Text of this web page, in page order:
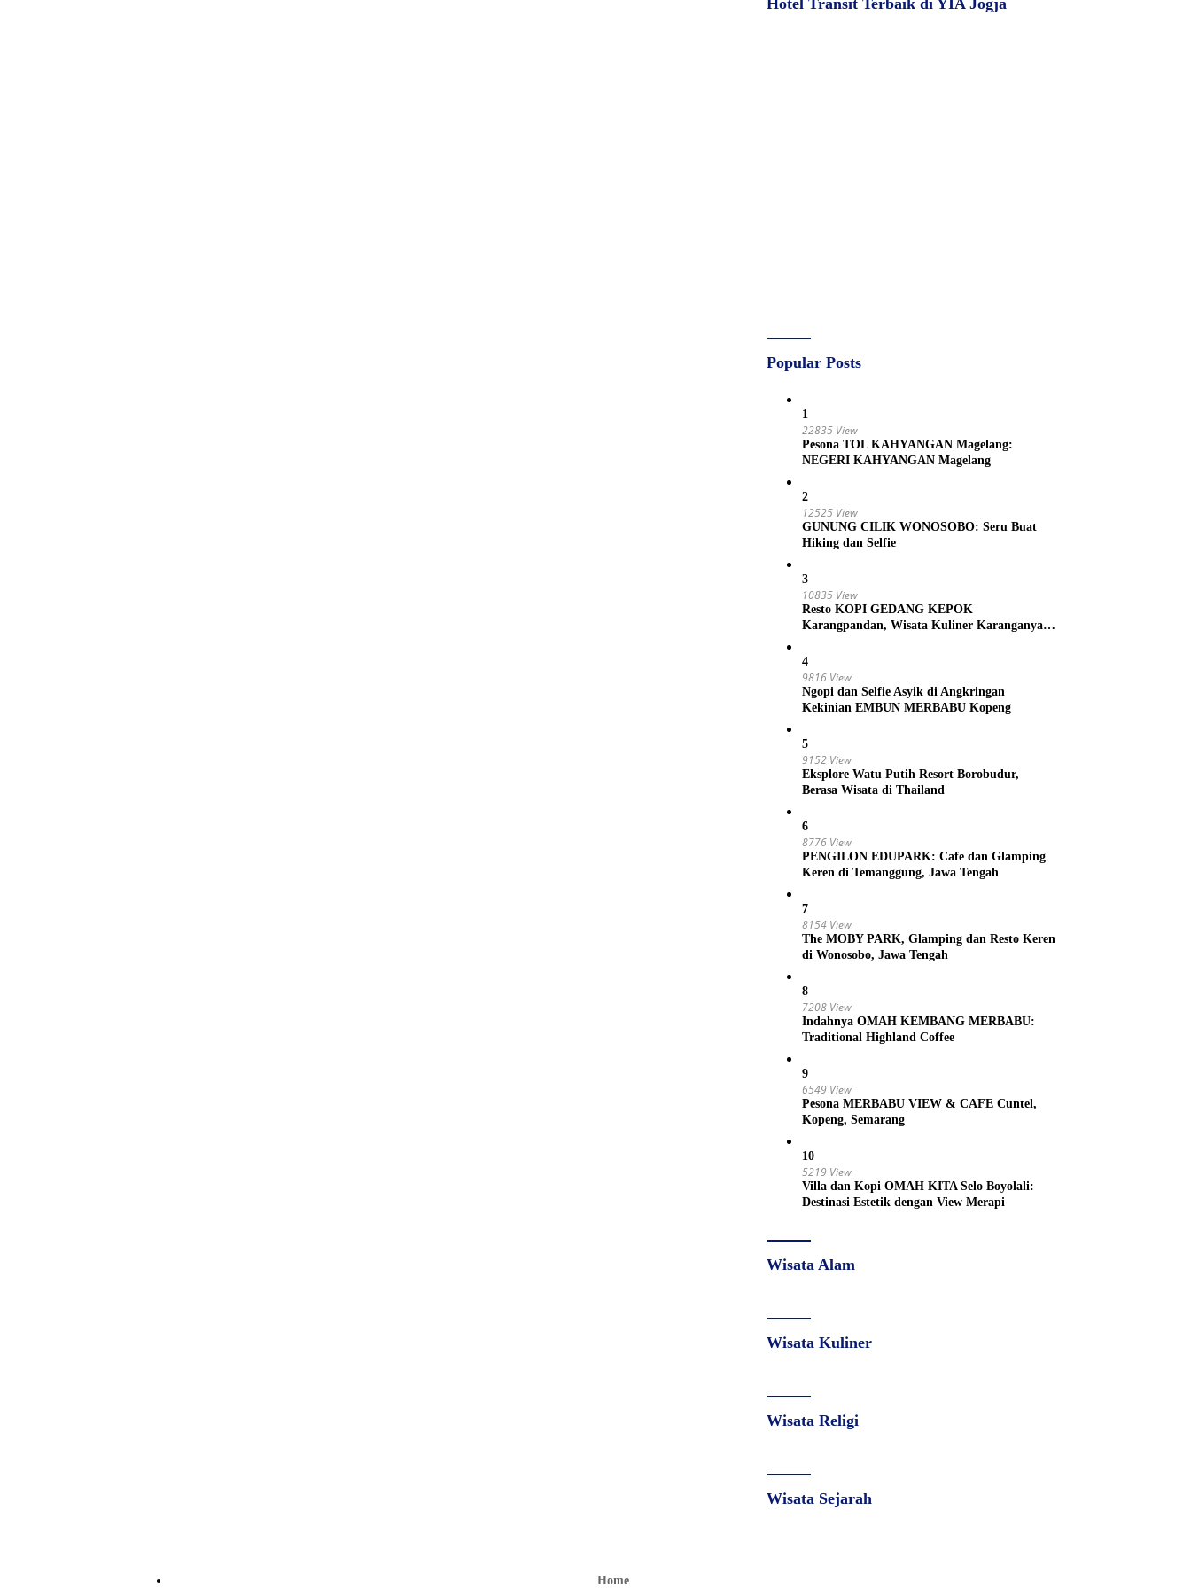
Hotel Transit Terbaik di YIA Jogja
Popular Posts
1
22835 View
Pesona TOL KAHYANGAN Magelang:
NEGERI KAHYANGAN Magelang
2
12525 View
GUNUNG CILIK WONOSOBO: Seru Buat
Hiking dan Selfie
3
10835 View
Resto KOPI GEDANG KEPOK
Karangpandan, Wisata Kuliner Karanganyar,
4
9816 View
Ngopi dan Selfie Asyik di Angkringan
Kekinian EMBUN MERBABU Kopeng
5
9152 View
Eksplore Watu Putih Resort Borobudur,
Berasa Wisata di Thailand
6
8776 View
PENGILON EDUPARK: Cafe dan Glamping
Keren di Temanggung, Jawa Tengah
7
8154 View
The MOBY PARK, Glamping dan Resto Keren
di Wonosobo, Jawa Tengah
8
7208 View
Indahnya OMAH KEMBANG MERBABU:
Traditional Highland Coffee
9
6549 View
Pesona MERBABU VIEW & CAFE Cuntel,
Kopeng, Semarang
10
5219 View
Villa dan Kopi OMAH KITA Selo Boyolali:
Destinasi Estetik dengan View Merapi
Wisata Alam
Wisata Kuliner
Wisata Religi
Wisata Sejarah
Home